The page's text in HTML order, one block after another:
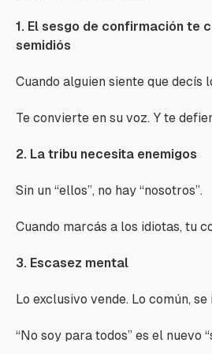
1. El sesgo de confirmación te
semidiós
Cuando alguien siente que decís
Te convierte en su voz. Y te
2. La tribu necesita enemigos
Sin un “ellos”, no hay “nosotros”.
Cuando marcás a los idiotas, tu
3. Escasez mental
Lo exclusivo vende. Lo común, se
“No soy para todos” es el nuevo